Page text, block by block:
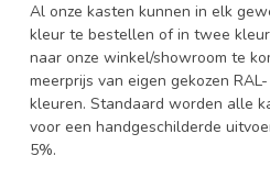
Al onze kasten kunnen in elk
kleur te bestellen of in twee
naar onze winkel/showroom te
meerprijs van eigen gekozen
kleuren. Standaard worden alle
voor een handgeschilderde
5%.